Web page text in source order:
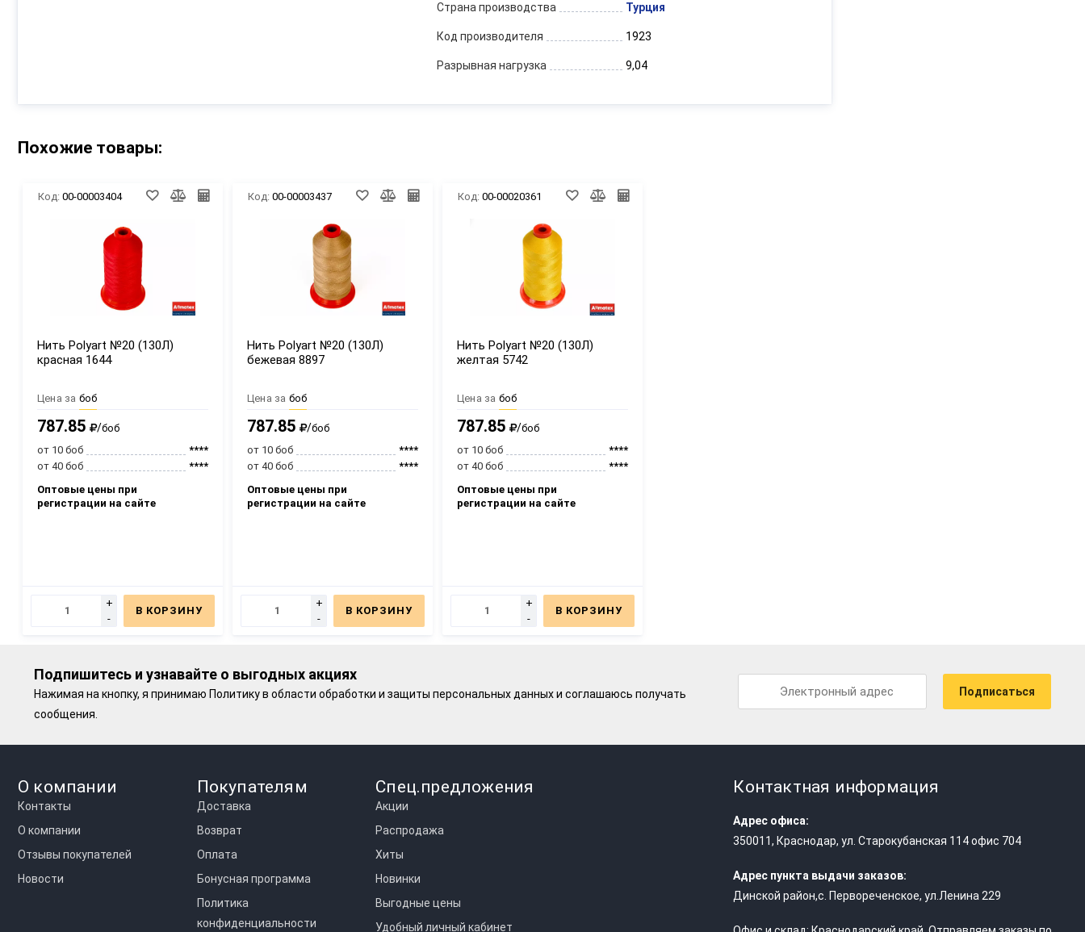
Страна производства Турция
Код производителя 1923
Разрывная нагрузка 9,04
Похожие товары:
Код: 00-00003404
Нить Polyart №20 (130Л)
красная 1644
Цена за боб
787.85 /боб
от 10 боб
****
от 40 боб
****
Оптовые цены при
регистрации на сайте
+
-
В КОРЗИНУ
Код: 00-00003437
Нить Polyart №20 (130Л)
бежевая 8897
Цена за боб
787.85 /боб
от 10 боб
****
от 40 боб
****
Оптовые цены при
регистрации на сайте
+
-
В КОРЗИНУ
Код: 00-00020361
Нить Polyart №20 (130Л)
желтая 5742
Цена за боб
787.85 /боб
от 10 боб
****
от 40 боб
****
Оптовые цены при
регистрации на сайте
+
-
В КОРЗИНУ
Подпишитесь и узнавайте о выгодных акциях
Нажимая на кнопку, я принимаю Политику в области обработки и защиты персональных данныхи соглашаюсь получать
сообщения.
Подписаться
О компании
Контакты
О компании
Отзывы покупателей
Новости
Покупателям
Доставка
Возврат
Оплата
Бонусная программа
Политика
конфиденциальности
Спец.предложения
Акции
Распродажа
Хиты
Новинки
Выгодные цены
Удобный личный кабинет
Контактная информация
Адрес офиса:
350011,Краснодар,ул. Старокубанская 114 офис 704
Адрес пункта выдачи заказов:
Динской район,с. Первореченское, ул.Ленина 229